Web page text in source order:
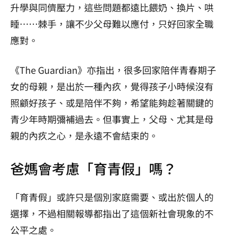
升學與同儕壓力，這些問題都遠比餵奶、換片、哄
睡⋯⋯棘手，讓不少父母難以應付，只好回家全職
應對。
《The Guardian》亦指出，很多回家陪伴青春期子
女的母親，是出於一種內疚，覺得孩子小時候沒有
照顧好孩子、或是陪伴不夠，希望能夠趁著關鍵的
青少年時期彌補過去。但事實上，父母、尤其是母
親的內疚之心，是永遠不會結束的。
爸媽會考慮「育青假」嗎？
「育青假」或許只是個別家庭需要、或出於個人的
選擇，不過相關報導都指出了這個新社會現象的不
公平之處。